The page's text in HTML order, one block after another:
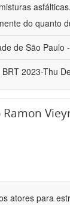
do quanto
de São Paulo
2023-Thu
atores para